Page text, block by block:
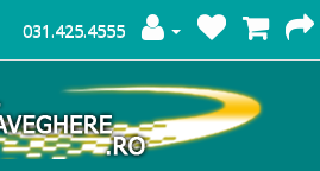
031.425.4555